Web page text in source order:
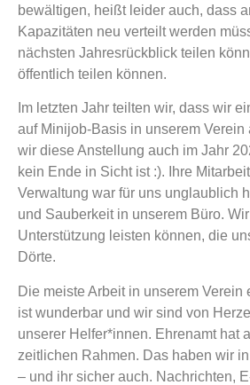
bewältigen, heißt leider auch, dass
Kapazitäten neu verteilt werden
nächsten Jahresrückblick teilen
öffentlich teilen können.
Im letzten Jahr teilten wir, dass wir
auf Minijob-Basis in unserem
wir diese Anstellung auch im Jahr
kein Ende in Sicht ist :). Ihre
Verwaltung war für uns unglaublich
und Sauberkeit in unserem Büro.
Unterstützung leisten können, die
Dörte.
Die meiste Arbeit in unserem
ist wunderbar und wir sind von
unserer Helfer*innen. Ehrenamt hat
zeitlichen Rahmen. Das haben wir
– und ihr sicher auch. Nachrichten,